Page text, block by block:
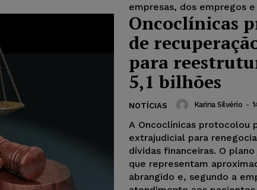
empresas, dos empregos
Oncoclínicas
de
para
5,1 bilhões
NOTÍCIAS Karina Silvério -
A Oncoclínicas protocolou
extrajudicial para
dívidas financeiras. O
que representam
abrangido e, segundo a